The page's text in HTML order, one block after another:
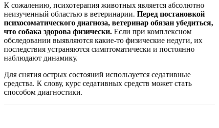
К сожалению, психотерапия животных является абсолютно
неизученный областью в ветеринарии. Перед постановкой
психосоматического диагноза, ветеринар обязан убедиться,
что собака здорова физически. Если при комплексном
обследовании выявляются какие-то физические недуги, их
последствия устраняются симптоматически и постоянно
наблюдают динамику.
Для снятия острых состояний используется седативные
средства. К слову, курс седативных средств может стать
способом диагностики.